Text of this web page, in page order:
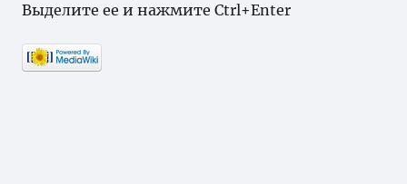
Выделите ее и нажмите Ctrl+Enter